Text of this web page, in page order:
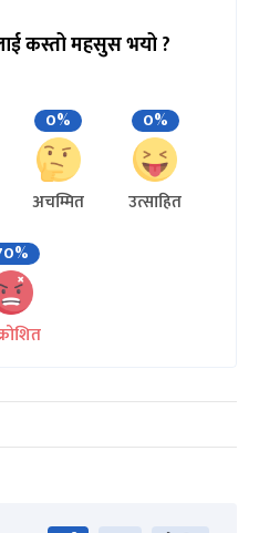
कस्तो महसुस भयो ?
0%
अचम्मित
0%
उत्साहित